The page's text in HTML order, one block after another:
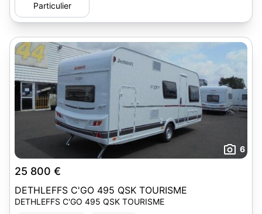
Particulier
6
25 800 €
DETHLEFFS C'GO 495 QSK TOURISME
DETHLEFFS C'GO 495 QSK TOURISME